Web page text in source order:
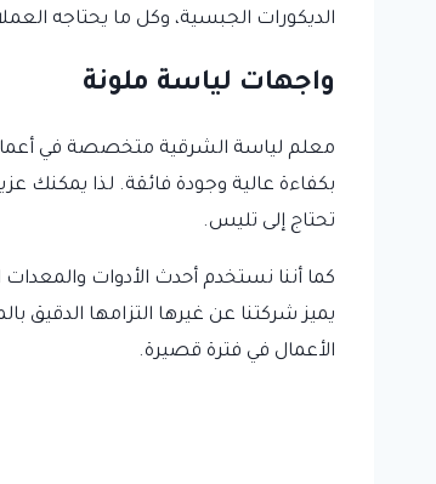
الديكورات الجبسية، وكل ما يحتاجه
واجهات لياسة ملونة
معلم لياسة الشرقية متخصصة في أعمال
بكفاءة عالية وجودة فائقة. لذا يمكنك
تحتاج إلى تليس.
كما أننا نستخدم أحدث الأدوات
يميز شركتنا عن غيرها التزامها
الأعمال في فترة قصيرة.